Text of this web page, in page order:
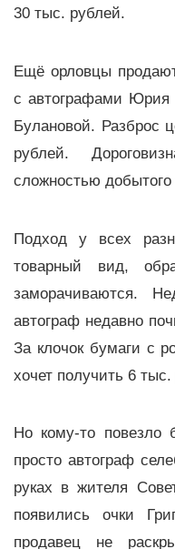
30 тыс. рублей.
Ещё орловцы
с автографами Юрия
Булановой. Разброс
рублей.
сложностью
Подход у всех
товарный вид,
заморачиваются.
автограф недавно
За клочок бумаги с
хочет получить 6
Но кому-то повезло
просто автограф
руках в жителя
появились очки
продавец не